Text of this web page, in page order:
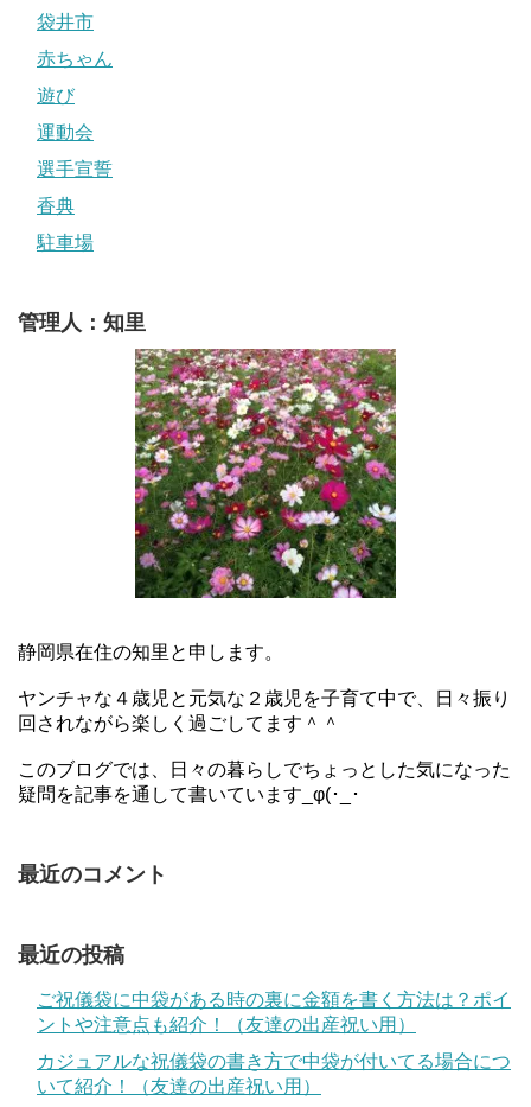
袋井市
赤ちゃん
遊び
運動会
選手宣誓
香典
駐車場
管理人：知里
静岡県在住の知里と申します。
ヤンチャな４歳児と元気な２歳児を子育て中で、日々振り
回されながら楽しく過ごしてます＾＾
このブログでは、日々の暮らしでちょっとした気になった
疑問を記事を通して書いています_φ(･_･
最近のコメント
最近の投稿
ご祝儀袋に中袋がある時の裏に金額を書く方法は？ポイ
ントや注意点も紹介！（友達の出産祝い用）
カジュアルな祝儀袋の書き方で中袋が付いてる場合につ
いて紹介！（友達の出産祝い用）